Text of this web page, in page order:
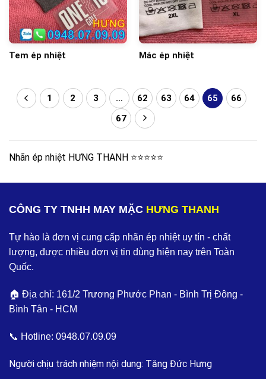
Tem ép nhiệt Mác ép nhiệt
1 2 3 … 62 63 64 65
66
67
Nhãn ép nhiệt HƯNG THANH ⭐️⭐️⭐️⭐️⭐️
CÔNG TY TNHH MAY MẶC HƯNG THANH
Tự hào là đơn vị cung cấp nhãn ép nhiệt uy tín - chất
lượng, được nhiều đơn vị tin dùng hiện nay trên Toàn
Quốc.
🏠 Địa chỉ: 161/2 Trương Phước Phan - Bình Trị Đông -
Bình Tân - HCM
📞 Hotline: 0948.07.09.09
Người chịu trách nhiệm nội dung: Tăng Đức Hưng